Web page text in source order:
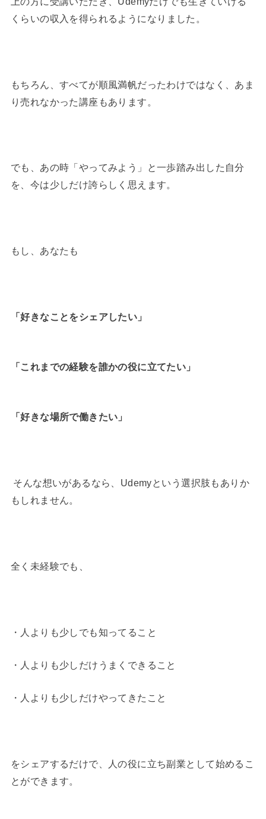
くらいの収入を得られるように なりました。
もちろん、すべてが順風満帆だったわけではなく、あま
り売れなかった講座もあります。
でも、あの時「やってみよう」と一歩踏み出した自分
を、今は少しだけ誇らしく思えます。
もし、あなたも
「好きなことをシェアしたい」
「これまでの経験を誰かの役に立てたい」
「好きな場所で働きたい」
そんな想いがあるなら、Udemyという選択肢もありか
もしれません。
全く未経験でも、
・人よりも少しでも知ってること
・人よりも少しだけうまくできること
・人よりも少しだけやってきたこと
をシェアするだけで、人の役に立ち副業として始めるこ
とができます。